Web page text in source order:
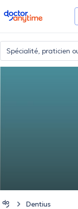
doctoranytime
Dentius